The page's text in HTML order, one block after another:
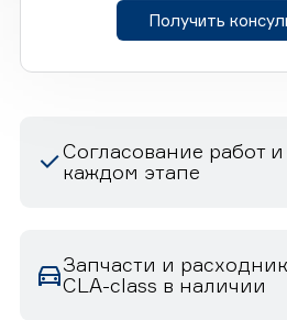
Получить
Согласование работ
каждом этапе
Запчасти и
CLA-class в наличии